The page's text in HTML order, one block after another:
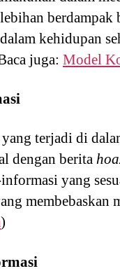
kehidupan
juga: Model
terjadi di
dengan berita
yang
membebaskan
)